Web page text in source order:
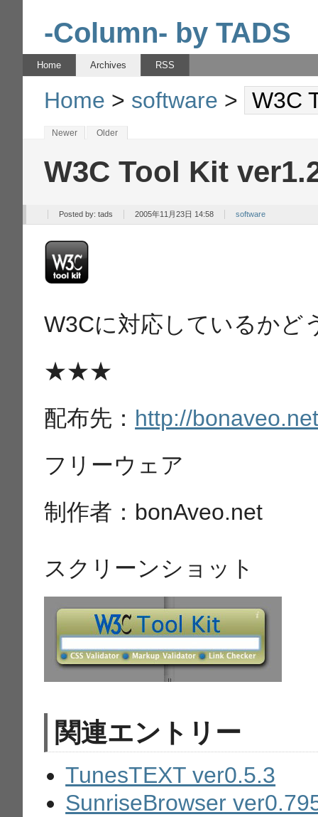
-Column- by TADS
Home Archives RSS
Home > software > W3C
Newer Older
W3C Tool Kit
Posted by:tads 2005年11月23日 14:58 software
W3Cに対応しているかど
★★★
配布先： http://
フリーウェア
制作者：bonAveo.net
スクリーンショット
関連エントリー
TunesTEXT ver0.5.3
SunriseBrowser